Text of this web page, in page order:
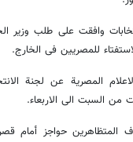
وافقت على طلب وزیر
للمصریین فی الخارج.
المصریة عن لجنة
من السبت الى الاربعاء.
المتظاهرین حواجز أمام